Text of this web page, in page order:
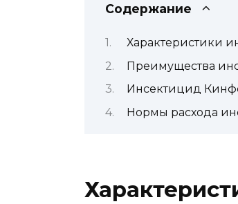
Содержание
Характеристики
Преимущества
Инсектицид
Нормы расхода